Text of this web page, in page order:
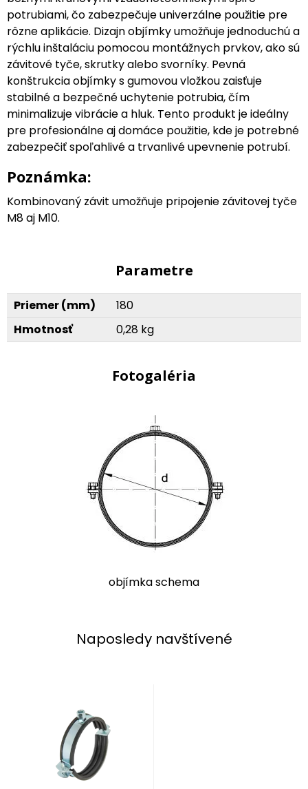
potrubiami, čo zabezpečuje univerzálne použitie pre
rôzne aplikácie. Dizajn objímky umožňuje jednoduchú a
rýchlu inštaláciu pomocou montážnych prvkov, ako sú
závitové tyče, skrutky alebo svorníky. Pevná
konštrukcia objímky s gumovou vložkou zaisťuje
stabilné a bezpečné uchytenie potrubia, čím
minimalizuje vibrácie a hluk. Tento produkt je ideálny
pre profesionálne aj domáce použitie, kde je potrebné
zabezpečiť spoľahlivé a trvanlivé upevnenie potrubí.
Poznámka:
Kombinovaný závit umožňuje pripojenie závitovej tyče
M8 aj M10.
Parametre
Priemer (mm)
180
Hmotnosť
0,28 kg
Fotogaléria
objímka schema
Naposledy navštívené